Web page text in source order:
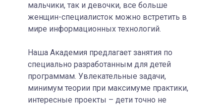
мальчики, так и девочки, все больше
женщин-специалисток можно встретить в
мире информационных технологий.
Наша Академия предлагает занятия по
специально разработанным для детей
программам. Увлекательные задачи,
минимум теории при максимуме практики,
интересные проекты – дети точно не